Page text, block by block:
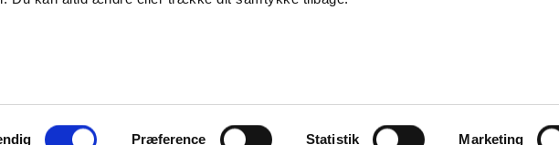
Præference Statistik Marketing
Miljøstyrelsens persondatapolitikTilgængelighedserklæringCookies